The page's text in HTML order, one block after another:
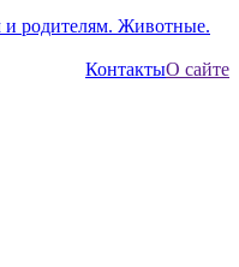
КонтактыО сайте